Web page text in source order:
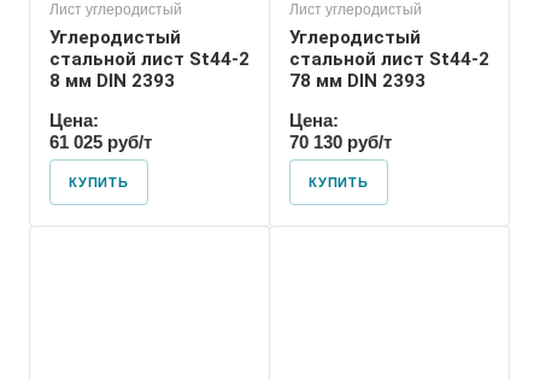
Лист углеродистый
Углеродистый
стальной лист St44-2
8 мм DIN 2393
Цена:
61 025 руб/т
КУПИТЬ
Лист углеродистый
Углеродистый
стальной лист St44-2
78 мм DIN 2393
Цена:
70 130 руб/т
КУПИТЬ